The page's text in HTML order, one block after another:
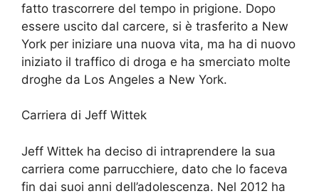
fatto trascorrere del tempo in prigione. Dopo
essere uscito dal carcere, si è trasferito a New
York per iniziare una nuova vita, ma ha di nuovo
iniziato il traffico di droga e ha smerciato molte
droghe da Los Angeles a New York.
Carriera di Jeff Wittek
Jeff Wittek ha deciso di intraprendere la sua
carriera come parrucchiere, dato che lo faceva
fin dai suoi anni dell’adolescenza. Nel 2012 ha